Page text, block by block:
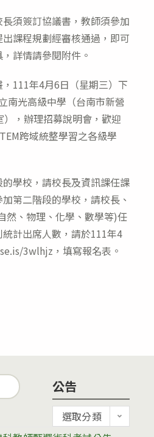
須簽訂協議書，教師須參加
課程規劃經審核通過，即可
詳情請參閱附件。
111年4月6日（星期三）下
南光高級中學（台南市新營
，辦理招募說明會，歡迎
跨域統整學習之各級學
學校，請校長及資訊課任課
第二階段的學校，請校長、
然、物理、化學、數學等)任
計出席人數，請於111年4
3wlhjz，填寫報名表。
公告
告
選取分類